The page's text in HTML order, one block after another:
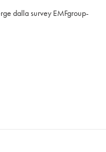
dalla survey EMFgroup-